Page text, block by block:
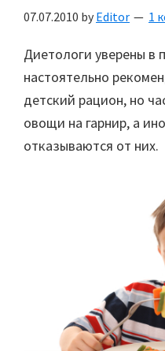
07.07.2010 by Editor 1
Диетологи уверены в
настоятельно
детский рацион, но
овощи на гарнир, а
отказываются от них.